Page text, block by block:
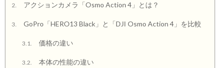
2. アクションカメラ「Osmo Action 4」とは？
3. GoPro「HERO13 Black」と「DJI Osmo Action 4」を比較
3.1. 価格の違い
3.2. 本体の性能の違い